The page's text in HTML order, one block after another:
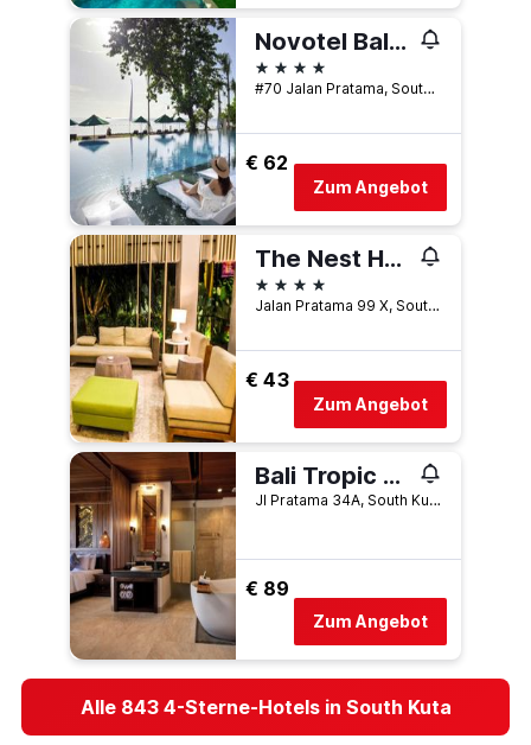
Novotel Bali Benoa
4 Sterne
#70 Jalan Pratama, South Kuta, Indonesien
€ 62
Zum Angebot
The Nest Hotel Nusa Dua
4 Sterne
Jalan Pratama 99 X, South Kuta, Indonesien
€ 43
Zum Angebot
Bali Tropic Resort & Spa
Jl Pratama 34A, South Kuta, Indonesien
€ 89
Zum Angebot
Alle 843 4-Sterne-Hotels in South Kuta